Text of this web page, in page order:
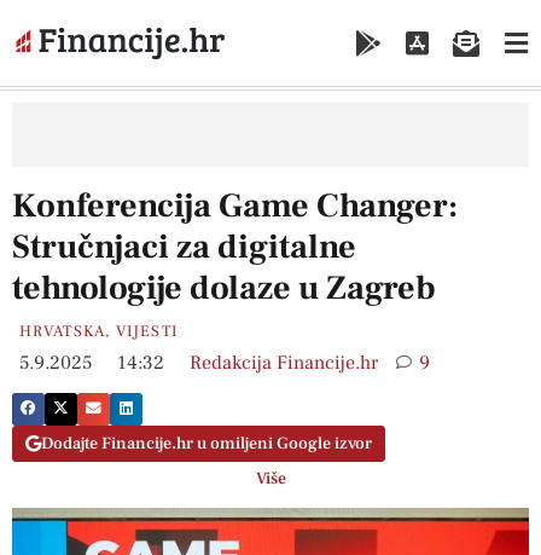
Konferencija Game Changer:
Stručnjaci za digitalne
tehnologije dolaze u Zagreb
HRVATSKA,VIJESTI
5.9.2025 14:32 Redakcija Financije.hr 9
Dodajte Financije.hr u omiljeni Google izvor
Više